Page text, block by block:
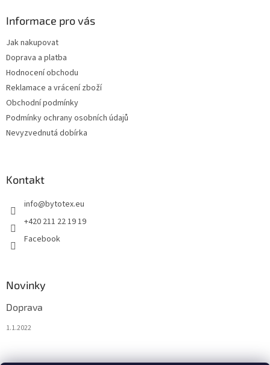
Informace pro vás
Jak nakupovat
Doprava a platba
Hodnocení obchodu
Reklamace a vrácení zboží
Obchodní podmínky
Podmínky ochrany osobních údajů
Nevyzvednutá dobírka
Kontakt
info@bytotex.eu
+420 211 22 19 19
Facebook
Novinky
Doprava
1.1.2022